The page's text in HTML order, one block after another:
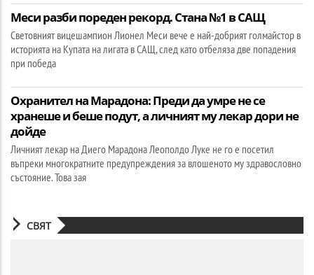
Меси разби пореден рекорд. Стана №1 в САЩ
Световният вицешампион Лионел Меси вече е най-добрият голмайстор в
историята на Купата на лигата в САЩ, след като отбеляза две попадения
при победа
Охранител на Марадона: Преди да умре не се
хранеше и беше подут, а личният му лекар дори не
дойде
Личният лекар на Диего Марадона Леополдо Луке не го е посетил
въпреки многократните предупреждения за влошеното му здравословно
състояние. Това зая
СВЯТ